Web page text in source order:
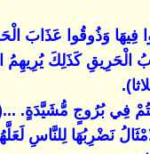
فِيهَا وَذُوقُوا عَذَابَ
الْحَرِيقِ كَذَلِكَ
فِي بُرُوجٍ مُّشَيَّدَةٍ.
نَضْرِبُهَا لِلنَّاسِ